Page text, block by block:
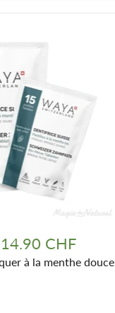
14.90 CHF
à la menthe douce